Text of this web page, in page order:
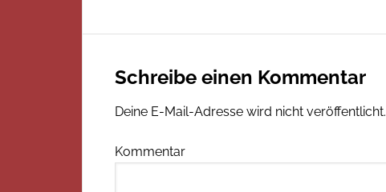
Schreibe einen Kommentar
Deine E-Mail-Adresse wird nicht veröffentlicht.
Kommentar